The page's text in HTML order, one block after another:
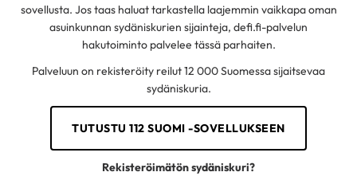
sovellusta. Jos taas haluat tarkastella laajemmin vaikkapa oman
asuinkunnan sydäniskurien sijainteja, defi.fi-palvelun
hakutoiminto palvelee tässä parhaiten.
Palveluun on rekisteröity reilut 12 000 Suomessa sijaitsevaa
sydäniskuria.
TUTUSTU 112 SUOMI -SOVELLUKSEEN
Rekisteröimätön sydäniskuri?